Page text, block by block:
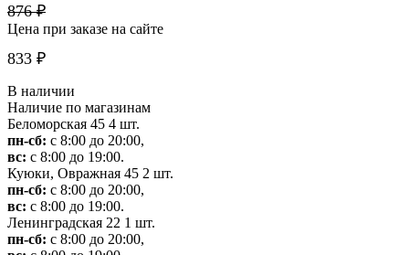
876 ₽
Цена при заказе на сайте
833 ₽
В наличии
Наличие по магазинам
Беломорская 45 4 шт.
пн-сб: с 8:00 до 20:00,
вс: с 8:00 до 19:00.
Куюки, Овражная 45 2 шт.
пн-сб: с 8:00 до 20:00,
вс: с 8:00 до 19:00.
Ленинградская 22 1 шт.
пн-сб: с 8:00 до 20:00,